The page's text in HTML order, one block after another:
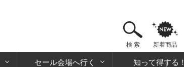
検 索 新着商品
セール会場へ行く 知って得する！